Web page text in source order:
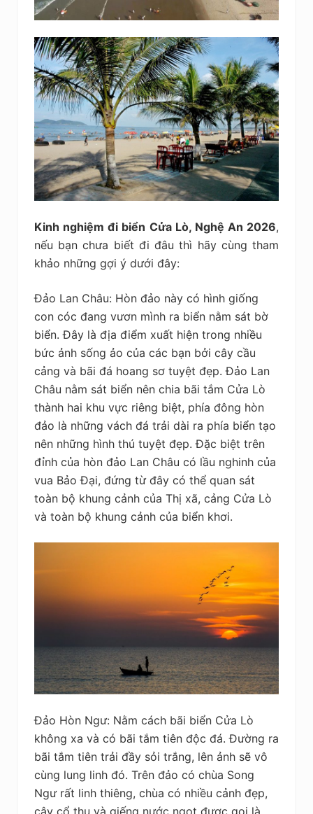
Kinh nghiệm đi biển Cửa Lò, Nghệ An 2026,
nếu bạn chưa biết đi đâu thì hãy cùng tham
khảo những gợi ý dưới đây:
Đảo Lan Châu: Hòn đảo này có hình giống
con cóc đang vươn mình ra biển nằm sát bờ
biển. Đây là địa điểm xuất hiện trong nhiều
bức ảnh sống ảo của các bạn bởi cây cầu
cảng và bãi đá hoang sơ tuyệt đẹp. Đảo Lan
Châu nằm sát biển nên chia bãi tắm Cửa Lò
thành hai khu vực riêng biệt, phía đông hòn
đảo là những vách đá trải dài ra phía biển tạo
nên những hình thú tuyệt đẹp. Đặc biệt trên
đỉnh của hòn đảo Lan Châu có lầu nghinh của
vua Bảo Đại, đứng từ đây có thể quan sát
toàn bộ khung cảnh của Thị xã, cảng Cửa Lò
và toàn bộ khung cảnh của biển khơi.
Đảo Hòn Ngư: Nằm cách bãi biển Cửa Lò
không xa và có bãi tắm tiên độc đá. Đường ra
bãi tắm tiên trải đầy sỏi trắng, lên ảnh sẽ vô
cùng lung linh đó. Trên đảo có chùa Song
Ngư rất linh thiêng, chùa có nhiều cảnh đẹp,
cây cổ thụ và giếng nước ngọt được gọi là